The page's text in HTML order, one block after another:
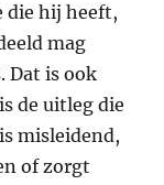
die hij heeft,
mag
Dat is ook
de uitleg die
misleidend,
of zorgt